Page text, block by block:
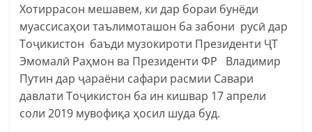
Хотиррасон мешавем, ки дар бораи бунёди
муассисаҳои таълимоташон ба забони русӣ дар
Тоҷикистон баъди музокироти Президенти ҶТ
Эмомалӣ Раҳмон ва Президенти ФР Владимир
Путин дар ҷараёни сафари расмии Савари
давлати Тоҷикистон ба ин кишвар 17 апрели
соли 2019 мувофиқа ҳосил шуда буд.